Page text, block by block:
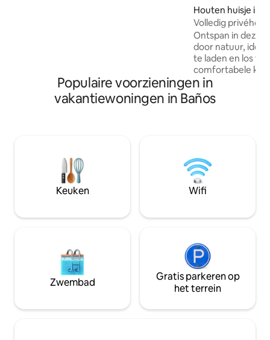
Houten huisje in
os
Volledig
natuurlijk uitzicht
Ontspan in deze
door natuur,
te laden en los te
comfortabele
uitgeruste
badkamers en
National Park en
in een rustige
gemakkelijke
belangrijkste
Populaire voorzieningen in
vakantiewoningen in Baños
Keuken Wifi
Zwembad
Gratis parkeren op
het terrein